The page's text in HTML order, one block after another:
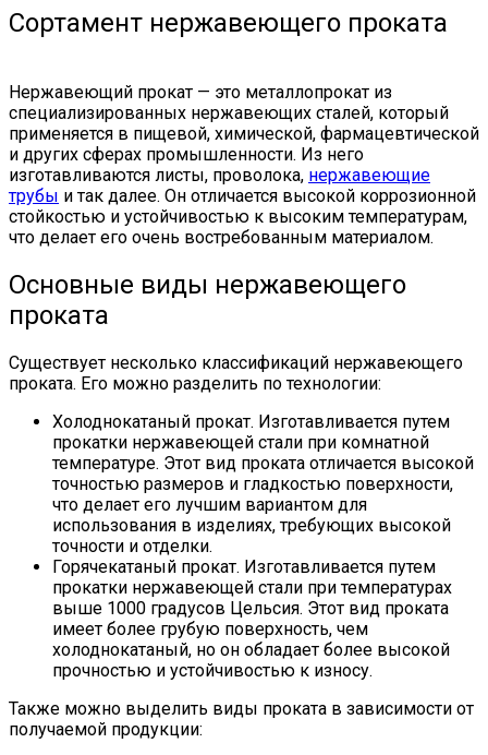
Сортамент нержавеющего проката
Нержавеющий прокат — это металлопрокат из
специализированных нержавеющих сталей, который
применяется в пищевой, химической, фармацевтической
и других сферах промышленности. Из него
изготавливаются листы, проволока, нержавеющие
трубы и так далее. Он отличается высокой коррозионной
стойкостью и устойчивостью к высоким температурам,
что делает его очень востребованным материалом.
Основные виды нержавеющего
проката
Существует несколько классификаций нержавеющего
проката. Его можно разделить по технологии:
Холоднокатаный прокат. Изготавливается путем
прокатки нержавеющей стали при комнатной
температуре. Этот вид проката отличается высокой
точностью размеров и гладкостью поверхности,
что делает его лучшим вариантом для
использования в изделиях, требующих высокой
точности и отделки.
Горячекатаный прокат. Изготавливается путем
прокатки нержавеющей стали при температурах
выше 1000 градусов Цельсия. Этот вид проката
имеет более грубую поверхность, чем
холоднокатаный, но он обладает более высокой
прочностью и устойчивостью к износу.
Также можно выделить виды проката в зависимости от
получаемой продукции: